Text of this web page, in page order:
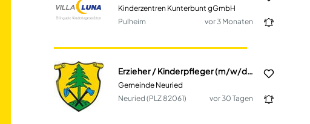
Kinderzentren Kunterbunt gGmbH
Pulheim
vor 3 Monaten
Erzieher / Kinderpfleger (m/w/d) Vollzeit / Teilzeit
Gemeinde Neuried
Neuried (PLZ 82061)
vor 30 Tagen